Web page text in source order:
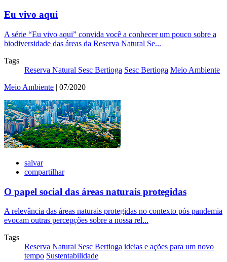
Eu vivo aqui
A série “Eu vivo aqui” convida você a conhecer um pouco sobre a
biodiversidade das áreas da Reserva Natural Se...
Tags
Reserva Natural Sesc Bertioga Sesc Bertioga Meio Ambiente
Meio Ambiente | 07/2020
salvar
compartilhar
O papel social das áreas naturais protegidas
A relevância das áreas naturais protegidas no contexto pós pandemia
evocam outras percepções sobre a nossa rel...
Tags
Reserva Natural Sesc Bertioga ideias e ações para um novo
tempo Sustentabilidade